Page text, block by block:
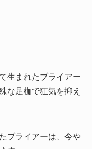
生まれたブライアー
な足枷で狂気を抑え
ブライアーは、今や